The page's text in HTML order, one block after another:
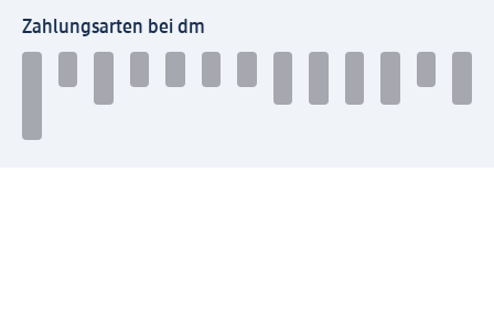
Zahlungsarten bei dm